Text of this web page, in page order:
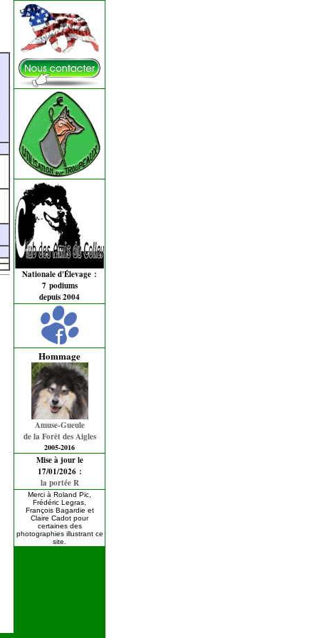
Nationale d'Élevage :
7 podiums
depuis 2004
Hommage
Amuse-Gueule
de la Forêt des Aigles
2005-2016
Mise à jour le
17/01/2026 :
la portée R
Merci à Roland Pic,
Frédéric Legras,
François Bagardie et
Claire Cadot pour
certaines des
photographies illustrant ce
site.